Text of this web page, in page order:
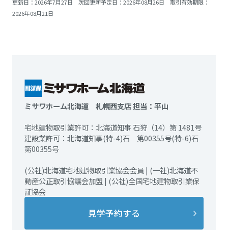
更新日：2026年7月27日 次回更新予定日：2026年08月26日 取引有効期限：
2026年08月21日
ミサワホーム北海道 札幌西支店 担当：平山
宅地建物取引業許可：北海道知事 石狩（14）第 1481号
建設業許可：北海道知事(特-4)石 第00355号(特-6)石
第00355号
(公社)北海道宅地建物取引業協会会員 | (一社)北海道不
動産公正取引協議会加盟 | (公社)全国宅地建物取引業保
証協会
見学予約する